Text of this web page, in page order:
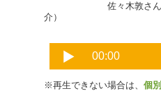
佐々木敦さ
介）
※再生できない場合は、 個